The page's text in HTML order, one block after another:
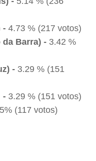
- 4.73 % (217 votos)
da Barra) - 3.42 %
- 3.29 % (151
- 3.29 % (151 votos)
(117 votos)